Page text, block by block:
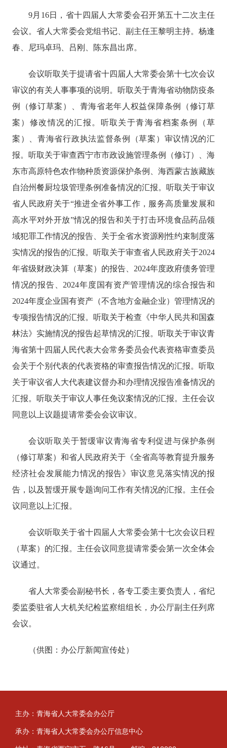
9月16日，省十四届人大常委会召开第五十二次主任
会议。省人大常委会党组书记、副主任王黎明主持。杨逢
春、尼玛卓玛、吕刚、陈东昌出席。
会议听取关于提请省十四届人大常委会第十七次会议
审议的有关人事事项的说明。听取关于青海省动物防疫条
例（修订草案）、青海省老年人权益保障条例（修订草
案）修改情况的汇报。听取关于青海省档案条例（草
案）、青海省行政执法监督条例（草案）审议情况的汇
报。听取关于审查西宁市市政设施管理条例（修订）、海
东市高原特色农作物种质资源保护条例、海西蒙古族藏族
自治州餐厨垃圾管理条例准备情况的汇报。听取关于审议
省人民政府关于“推进全省外事工作，服务高质量发展和
高水平对外开放”情况的报告和关于打击环境食品药品领
域犯罪工作情况的报告、关于全省水资源刚性约束制度落
实情况的报告的汇报。听取关于审查省人民政府关于2024
年省级财政决算（草案）的报告、2024年度政府债务管理
情况的报告、2024年度国有资产管理情况的综合报告和
2024年度企业国有资产（不含地方金融企业）管理情况的
专项报告情况的汇报。听取关于检查《中华人民共和国森
林法》实施情况的报告起草情况的汇报。听取关于审议青
海省第十四届人民代表大会常务委员会代表资格审查委员
会关于个别代表的代表资格的审查报告情况的汇报。听取
关于审议省人大代表建议督办和办理情况报告准备情况的
汇报。听取关于审议人事任免议案情况的汇报。主任会议
同意以上议题提请常委会会议审议。
会议听取关于暂缓审议青海省专利促进与保护条例
（修订草案）和省人民政府关于《全省高等教育提升服务
经济社会发展能力情况的报告》审议意见落实情况的报
告，以及暂缓开展专题询问工作有关情况的汇报。主任会
议同意以上汇报。
会议听取关于省十四届人大常委会第十七次会议日程
（草案）的汇报。主任会议同意提请常委会第一次全体会
议通过。
省人大常委会副秘书长，各专工委主要负责人，省纪
委监委驻省人大机关纪检监察组组长，办公厅副主任列席
会议。
（供图：办公厅新闻宣传处）
主办：青海省人大常委会办公厅
承办：青海省人大常委会办公厅信息中心